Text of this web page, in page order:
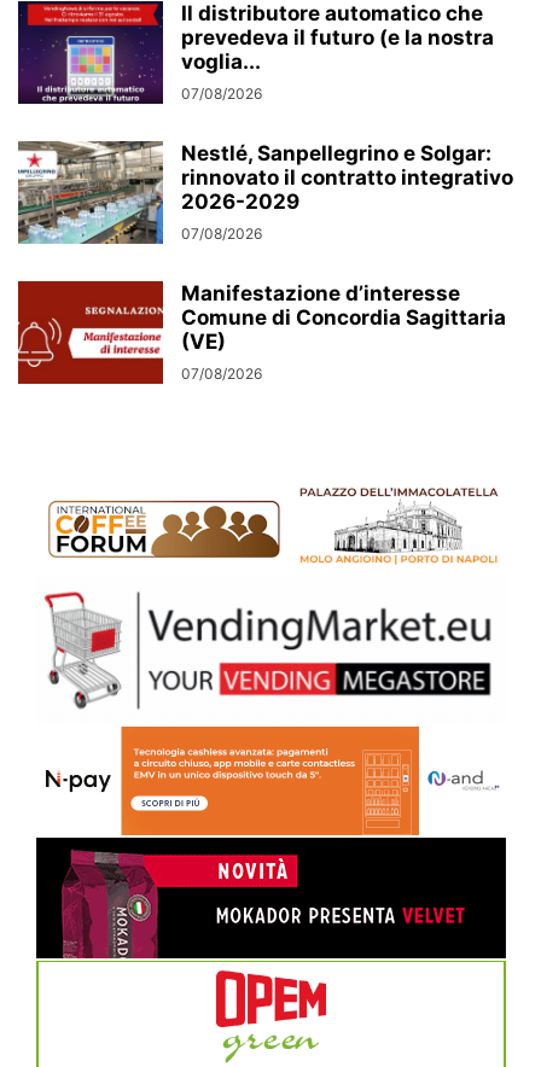
Il distributore automatico che
prevedeva il futuro (e la nostra
voglia...
07/08/2026
Nestlé, Sanpellegrino e Solgar:
rinnovato il contratto integrativo
2026-2029
07/08/2026
Manifestazione d’interesse
Comune di Concordia Sagittaria
(VE)
07/08/2026